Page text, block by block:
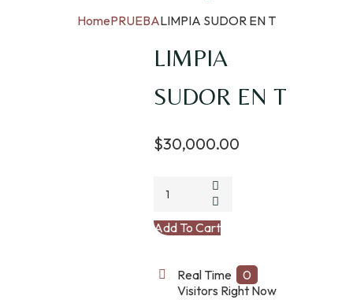
HomePRUEBALIMPIA SUDOR EN T
LIMPIA
SUDOR EN T
$30,000.00
EN
quantity
Add To Cart
Real Time
0
Visitors Right Now